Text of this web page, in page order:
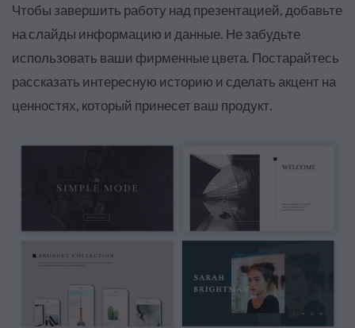
Чтобы завершить работу над презентацией, добавьте
на слайды информацию и данные. Не забудьте
использовать ваши фирменные цвета. Постарайтесь
рассказать интересную историю и сделать акцент на
ценностях, который принесет ваш продукт.